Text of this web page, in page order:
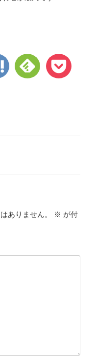
ありません。 ※ が付